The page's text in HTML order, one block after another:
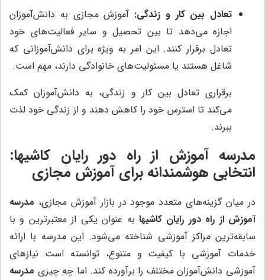
تعادل بین کار و زندگی: آموزش مجازی به دانش‌آموزان
اجازه می‌دهد تا بین تحصیل و سایر فعالیت‌های خود
تعادل برقرار کنند. این امر به ویژه برای دانش‌آموزانی که
شاغل هستند یا مسئولیت‌های خانوادگی دارند، مهم است.
برقراری تعادل بین کار و زندگی، به دانش‌آموزان کمک
می‌کند تا استرس خود را کاهش دهند و از زندگی خود لذت
ببرند.
مدرسه آموزش از راه دور رایان کاشیها:
انتخابی هوشمندانه برای آموزش مجازی
در میان گزینه‌های متعدد موجود در بازار آموزش مجازی، مدرسه
آموزش از راه دور رایان کاشیها به عنوان یکی از معتبرترین و با
سابقه‌ترین مراکز آموزشی شناخته می‌شود. این مدرسه با ارائه
خدمات آموزشی با کیفیت و متنوع، توانسته است نیازهای
آموزشی دانش‌آموزان مختلف را برآورده کند. اما چه چیزی مدرسه